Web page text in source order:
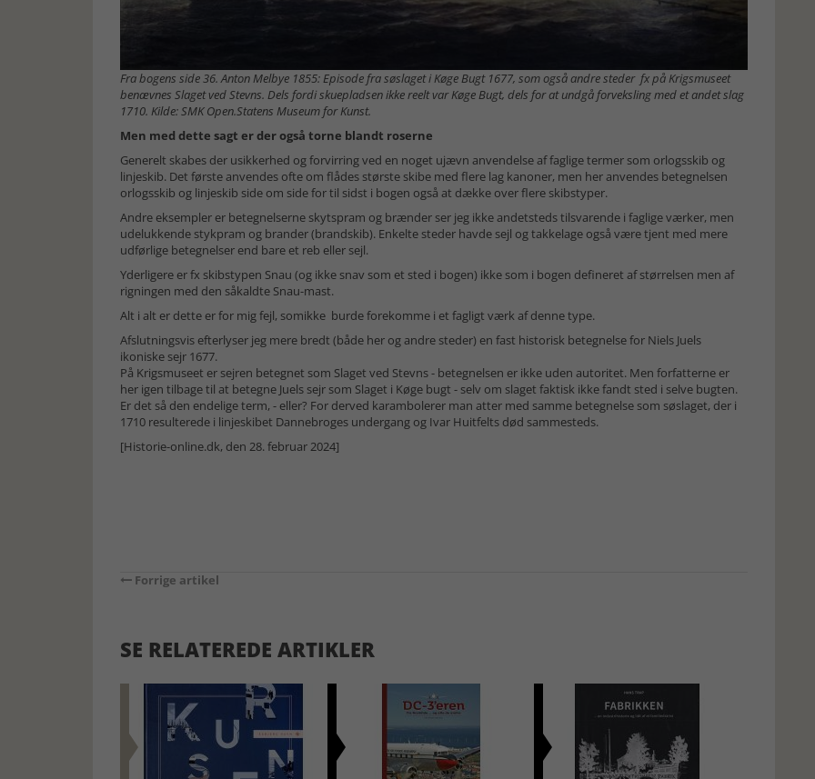
Fra bogens side 36. Anton Melbye 1855: Episode fra søslaget i Køge Bugt 1677, som også andre steder fx på Krigsmuseet
benævnes Slaget ved Stevns. Dels fordi skuepladsen ikke reelt var Køge Bugt, dels for at undgå forveksling med et andet slag
1710. Kilde: SMK Open.Statens Museum for Kunst.
Men med dette sagt er der også torne blandt roserne
Generelt skabes der usikkerhed og forvirring ved en noget ujævn anvendelse af faglige termer som orlogsskib og
linjeskib. Det første anvendes ofte om flådes største skibe med flere lag kanoner, men her anvendes betegnelsen
orlogsskib og linjeskib side om side for til sidst i bogen også at dække over flere skibstyper.
Andre eksempler er betegnelserne skytspram og brænder ser jeg ikke andetsteds tilsvarende i faglige værker, men
udelukkende stykpram og brander (brandskib). Enkelte steder havde sejl og takkelage også være tjent med mere
udførlige betegnelser end bare et reb eller sejl.
Yderligere er fx skibstypen Snau (og ikke snav som et sted i bogen) ikke som i bogen defineret af størrelsen men af
rigningen med den såkaldte Snau-mast.
Alt i alt er dette er for mig fejl, somikke burde forekomme i et fagligt værk af denne type.
Afslutningsvis efterlyser jeg mere bredt (både her og andre steder) en fast historisk betegnelse for Niels Juels
ikoniske sejr 1677.
På Krigsmuseet er sejren betegnet som Slaget ved Stevns - betegnelsen er ikke uden autoritet. Men forfatterne er
her igen tilbage til at betegne Juels sejr som Slaget i Køge bugt - selv om slaget faktisk ikke fandt sted i selve bugten.
Er det så den endelige term, - eller? For derved karambolerer man atter med samme betegnelse som søslaget, der i
1710 resulterede i linjeskibet Dannebroges undergang og Ivar Huitfelts død sammesteds.
[Historie-online.dk, den 28. februar 2024]
Forrige artikel
SE RELATEREDE ARTIKLER